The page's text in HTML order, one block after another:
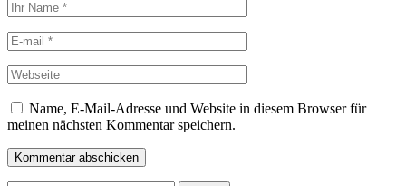
Name, E-Mail-Adresse und Website in diesem Browser für
meinen nächsten Kommentar speichern.